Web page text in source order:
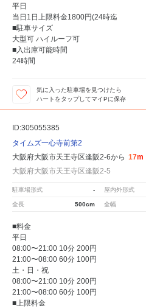
平日
当日1日上限料金1800円(24時迄
■駐車サイズ
大型可 ハイルーフ可
■入出庫可能時間
24時間
気に入った駐車場を見つけたら
ハートをタップしてマイPに保存
ID:305055385
タイムズ一心寺前第2
大阪府大阪市天王寺区逢阪2-6から 17m
大阪府大阪市天王寺区逢阪2-5
駐車場形式 - 屋内外形式
全長 500cm 全幅
■料金
平日
08:00〜21:00 10分 200円
21:00〜08:00 60分 100円
土・日・祝
08:00〜21:00 10分 200円
21:00〜08:00 60分 100円
■上限料金